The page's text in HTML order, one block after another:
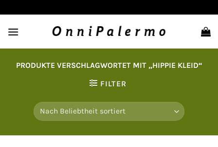
Inhalt
springen
PRODUKTE VERSCHLAGWORTET MIT „HIPPIE KLEID“
FILTER